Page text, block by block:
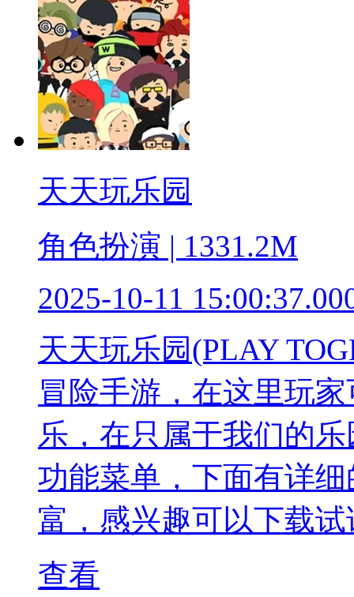
天天玩乐园
角色扮演 | 1331.2M
2025-10-11
天天玩乐园(PLAY
冒险手游，在这里玩
乐，在只属于我们的
功能菜单，下面有详
富，感兴趣可以下载试
查看